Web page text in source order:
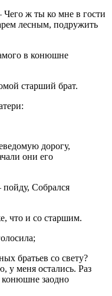
ж ты ко мне в гости
лесным, подружить
в конюшне
старший брат.
дорогу,
они его
Собрался
что и со старшим.
братьев со свету?
у меня остались. Раз
конюшне заодно